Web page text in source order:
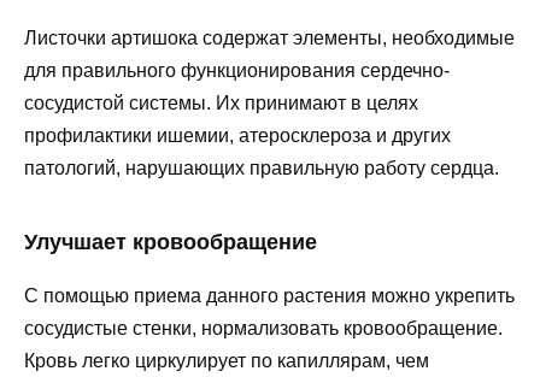
Листочки артишока содержат элементы, необходимые
для правильного функционирования сердечно-
сосудистой системы. Их принимают в целях
профилактики ишемии, атеросклероза и других
патологий, нарушающих правильную работу сердца.
Улучшает кровообращение
С помощью приема данного растения можно укрепить
сосудистые стенки, нормализовать кровообращение.
Кровь легко циркулирует по капиллярам, чем